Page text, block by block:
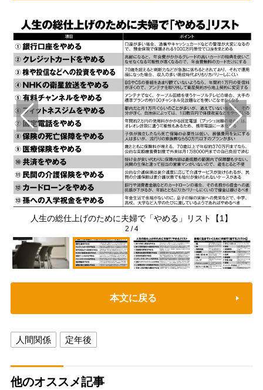
人生の総仕上げのために夫婦で「やめる」リスト【1】
2 /4
本文に戻る
人間関係 定年後
他のオススメ記事